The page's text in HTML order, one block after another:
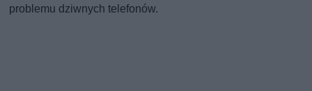
problemu dziwnych telefonów.